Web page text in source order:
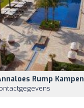
Rump Kampen